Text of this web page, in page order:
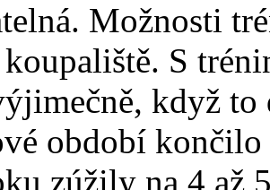
Možnosti
S
když
období
zúžily na 4 až